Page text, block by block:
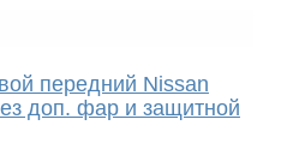
передний Nissan
доп. фар и защитной